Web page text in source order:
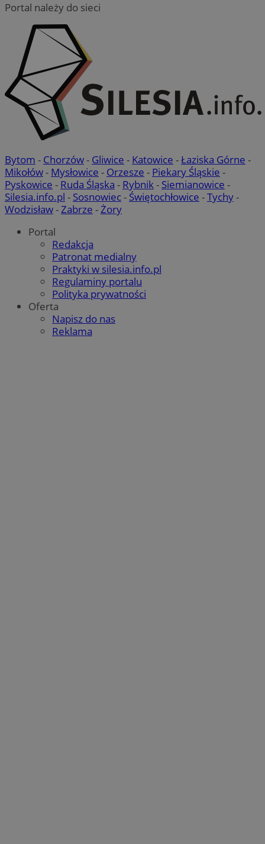
Portal należy do sieci
Bytom - Chorzów- Gliwice - Katowice -Łaziska Górne -
Mikołów- Mysłowice - Orzesze - Piekary Śląskie -
Pyskowice - Ruda Śląska - Rybnik - Siemianowice -
Silesia.info.pl - Sosnowiec- Świętochłowice -Tychy-
Wodzisław- Zabrze - Żory
Portal
Redakcja
Patronat medialny
Praktyki w silesia.info.pl
Regulaminy portalu
Polityka prywatności
Oferta
Napisz do nas
Reklama